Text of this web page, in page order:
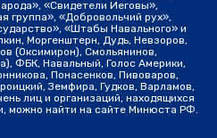
«Свидетели Иеговы»,
группа», «Добровольчий рух»,
«Штабы Навального» и
Моргенштерн, Дудь, Невзоров,
(Оксимирон), Смольянинов,
ФБК, Навальный, Голос Америки,
Понасенков, Пивоваров,
Земфира, Гудков, Варламов,
лиц и организаций, находящихся
можно найти на сайте Минюста РФ.